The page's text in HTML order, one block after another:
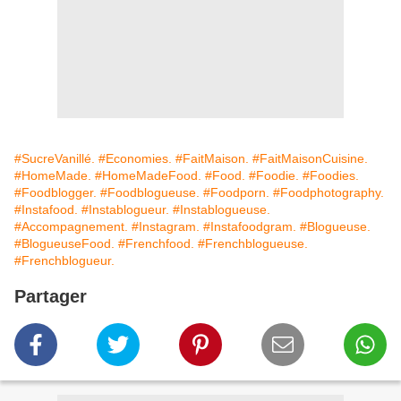
#SucreVanillé. #Economies. #FaitMaison. #FaitMaisonCuisine.
#HomeMade. #HomeMadeFood. #Food. #Foodie. #Foodies.
#Foodblogger. #Foodblogueuse. #Foodporn. #Foodphotography.
#Instafood. #Instablogueur. #Instablogueuse.
#Accompagnement. #Instagram. #Instafoodgram. #Blogueuse.
#BlogueuseFood. #Frenchfood. #Frenchblogueuse.
#Frenchblogueur.
Partager